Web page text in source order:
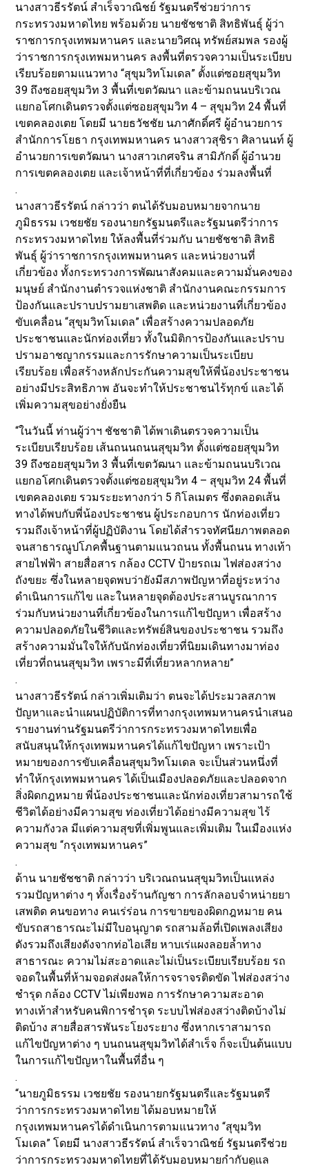
นางสาวธีรรัตน์ สำเร็จวาณิชย์ รัฐมนตรีช่วยว่าการ
กระทรวงมหาดไทย พร้อมด้วย นายชัชชาติ สิทธิพันธุ์ ผู้ว่า
ราชการกรุงเทพมหานคร และนายวิศณุ ทรัพย์สมพล รองผู้
ว่าราชการกรุงเทพมหานคร ลงพื้นที่ตรวจความเป็นระเบียบ
เรียบร้อยตามแนวทาง “สุขุมวิทโมเดล” ตั้งแต่ซอยสุขุมวิท
39 ถึงซอยสุขุมวิท 3 พื้นที่เขตวัฒนา และข้ามถนนบริเวณ
แยกอโศกเดินตรวจตั้งแต่ซอยสุขุมวิท 4 – สุขุมวิท 24 พื้นที่
เขตคลองเตย โดยมี นายธวัชชัย นภาศักดิ์ศรี ผู้อำนวยการ
สำนักการโยธา กรุงเทพมหานคร นางสาวสุชิรา ศิลานนท์ ผู้
อำนวยการเขตวัฒนา นางสาวเกศจริน สามิภักดิ์ ผู้อำนวย
การเขตคลองเตย และเจ้าหน้าที่ที่เกี่ยวข้อง ร่วมลงพื้นที่
.
นางสาวธีรรัตน์ กล่าวว่า ตนได้รับมอบหมายจากนาย
ภูมิธรรม เวชยชัย รองนายกรัฐมนตรีและรัฐมนตรีว่าการ
กระทรวงมหาดไทย ให้ลงพื้นที่ร่วมกับ นายชัชชาติ สิทธิ
พันธุ์ ผู้ว่าราชการกรุงเทพมหานคร และหน่วยงานที่
เกี่ยวข้อง ทั้งกระทรวงการพัฒนาสังคมและความมั่นคงของ
มนุษย์ สำนักงานตำรวจแห่งชาติ สำนักงานคณะกรรมการ
ป้องกันและปราบปรามยาเสพติด และหน่วยงานที่เกี่ยวข้อง
ขับเคลื่อน “สุขุมวิทโมเดล” เพื่อสร้างความปลอดภัย
ประชาชนและนักท่องเที่ยว ทั้งในมิติการป้องกันและปราบ
ปรามอาชญากรรมและการรักษาความเป็นระเบียบ
เรียบร้อย เพื่อสร้างหลักประกันความสุขให้พี่น้องประชาชน
อย่างมีประสิทธิภาพ อันจะทำให้ประชาชนไร้ทุกข์ และได้
เพิ่มความสุขอย่างยั่งยืน
“ในวันนี้ ท่านผู้ว่าฯ ชัชชาติ ได้พาเดินตรวจความเป็น
ระเบียบเรียบร้อย เส้นถนนถนนสุขุมวิท ตั้งแต่ซอยสุขุมวิท
39 ถึงซอยสุขุมวิท 3 พื้นที่เขตวัฒนา และข้ามถนนบริเวณ
แยกอโศกเดินตรวจตั้งแต่ซอยสุขุมวิท 4 – สุขุมวิท 24 พื้นที่
เขตคลองเตย รวมระยะทางกว่า 5 กิโลเมตร ซึ่งตลอดเส้น
ทางได้พบกับพี่น้องประชาชน ผู้ประกอบการ นักท่องเที่ยว
รวมถึงเจ้าหน้าที่ผู้ปฏิบัติงาน โดยได้สำรวจทัศนียภาพตลอด
จนสาธารณูปโภคพื้นฐานตามแนวถนน ทั้งพื้นถนน ทางเท้า
สายไฟฟ้า สายสื่อสาร กล้อง CCTV ป้ายรถเม ไฟส่องสว่าง
ถังขยะ ซึ่งในหลายจุดพบว่ายังมีสภาพปัญหาที่อยู่ระหว่าง
ดำเนินการแก้ไข และในหลายจุดต้องประสานบูรณาการ
ร่วมกับหน่วยงานที่เกี่ยวข้องในการแก้ไขปัญหา เพื่อสร้าง
ความปลอดภัยในชีวิตและทรัพย์สินของประชาชน รวมถึง
สร้างความมั่นใจให้กับนักท่องเที่ยวที่นิยมเดินทางมาท่อง
เที่ยวที่ถนนสุขุมวิท เพราะมีที่เที่ยวหลากหลาย”
.
นางสาวธีรรัตน์ กล่าวเพิ่มเติมว่า ตนจะได้ประมวลสภาพ
ปัญหาและนำแผนปฏิบัติการที่ทางกรุงเทพมหานครนำเสนอ
รายงานท่านรัฐมนตรีว่าการกระทรวงมหาดไทยเพื่อ
สนับสนุนให้กรุงเทพมหานครได้แก้ไขปัญหา เพราะเป้า
หมายของการขับเคลื่อนสุขุมวิทโมเดล จะเป็นส่วนหนึ่งที่
ทำให้กรุงเทพมหานคร ได้เป็นเมืองปลอดภัยและปลอดจาก
สิ่งผิดกฎหมาย พี่น้องประชาชนและนักท่องเที่ยวสามารถใช้
ชีวิตได้อย่างมีความสุข ท่องเที่ยวได้อย่างมีความสุข ไร้
ความกังวล มีแต่ความสุขที่เพิ่มพูนและเพิ่มเติม ในเมืองแห่ง
ความสุข “กรุงเทพมหานคร”
.
ด้าน นายชัชชาติ กล่าวว่า บริเวณถนนสุขุมวิทเป็นแหล่ง
รวมปัญหาต่าง ๆ ทั้งเรื่องร้านกัญชา การลักลอบจำหน่ายยา
เสพติด คนขอทาง คนเร่ร่อน การขายของผิดกฎหมาย คน
ขับรถสาธารณะไม่มีใบอนุญาต รถสามล้อที่เปิดเพลงเสียง
ดังรวมถึงเสียงดังจากท่อไอเสีย หาบเร่แผงลอยล้ำทาง
สาธารณะ ความไม่สะอาดและไม่เป็นระเบียบเรียบร้อย รถ
จอดในพื้นที่ห้ามจอดส่งผลให้การจราจรติดขัด ไฟส่องสว่าง
ชำรุด กล้อง CCTV ไม่เพียงพอ การรักษาความสะอาด
ทางเท้าสำหรับคนพิการชำรุด ระบบไฟส่องสว่างติดบ้างไม่
ติดบ้าง สายสื่อสารพันระโยงระยาง ซึ่งหากเราสามารถ
แก้ไขปัญหาต่าง ๆ บนถนนสุขุมวิทได้สำเร็จ ก็จะเป็นต้นแบบ
ในการแก้ไขปัญหาในพื้นที่อื่น ๆ
.
“นายภูมิธรรม เวชยชัย รองนายกรัฐมนตรีและรัฐมนตรี
ว่าการกระทรวงมหาดไทย ได้มอบหมายให้
กรุงเทพมหานครได้ดำเนินการตามแนวทาง “สุขุมวิท
โมเดล” โดยมี นางสาวธีรรัตน์ สำเร็จวาณิชย์ รัฐมนตรีช่วย
ว่าการกระทรวงมหาดไทยที่ได้รับมอบหมายกำกับดูแล